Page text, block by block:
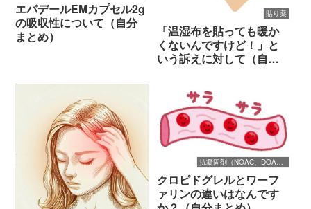
エパデールEMカプセル2g
の吸収性について（自分
まとめ）
貼り薬
「温湿布を貼っても暖か
くないんですけど！」と
いう訴えに対して（自分
抗凝固剤（NOAC、DOAC）
クロピドグレルとワーフ
ァリンの違いはなんです